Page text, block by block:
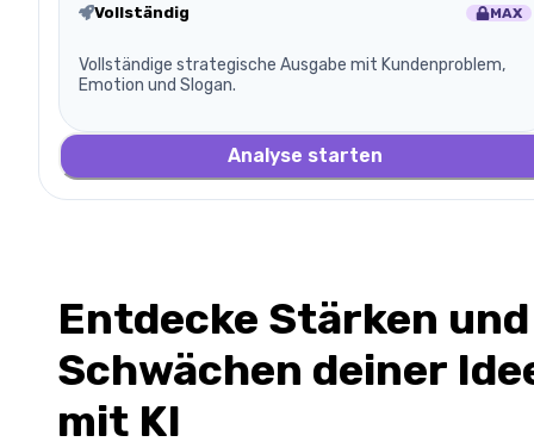
Vollständig MAX
Vollständige strategische Ausgabe mit Kundenproblem,
Emotion und Slogan.
Analyse starten
Entdecke Stärken und
Schwächen deiner
mit KI